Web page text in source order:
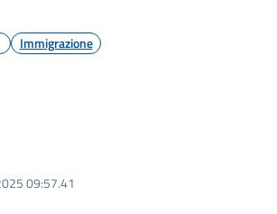
Immigrazione
09:57.41